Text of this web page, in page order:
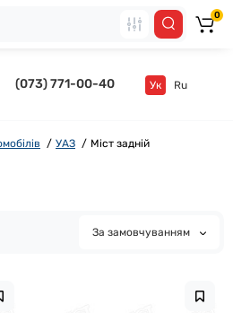
(073) 771-00-40 Ук Ru
0
УАЗ Міст задній
За замовчуванням